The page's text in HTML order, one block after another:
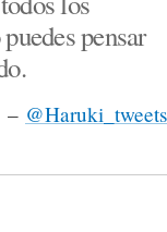
pensar
– @Haruki_tweets